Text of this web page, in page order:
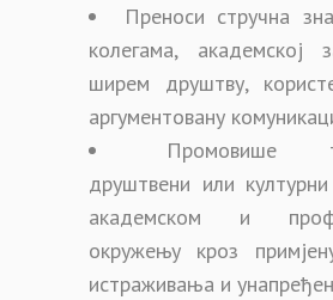
Преноси стручна
колегама, академској
ширем друштву,
аргументовану
Промовише
друштвени или
академском и
окружењу кроз
истраживања и